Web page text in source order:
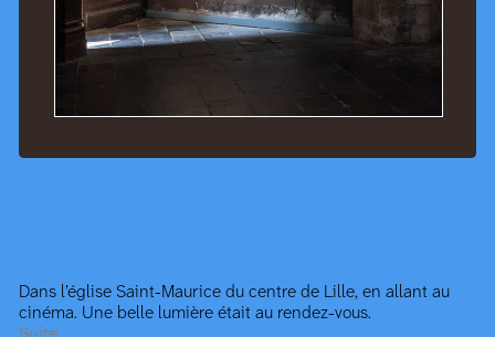
Dans l’église Saint-Maurice du centre de Lille, en allant au
cinéma. Une belle lumière était au rendez-vous.